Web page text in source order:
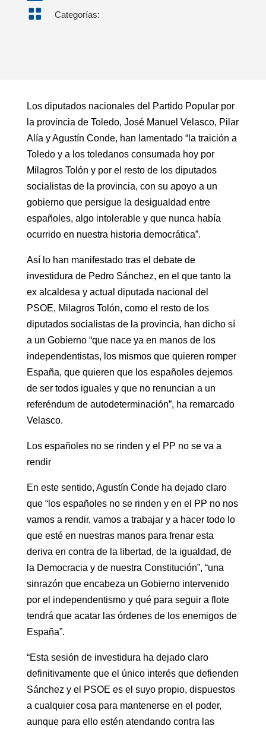
 Categorías:
Los diputados nacionales del Partido Popular por
la provincia de Toledo, José Manuel Velasco, Pilar
Alía y Agustín Conde, han lamentado “la traición a
Toledo y a los toledanos consumada hoy por
Milagros Tolón y por el resto de los diputados
socialistas de la provincia, con su apoyo a un
gobierno que persigue la desigualdad entre
españoles, algo intolerable y que nunca había
ocurrido en nuestra historia democrática”.
Así lo han manifestado tras el debate de
investidura de Pedro Sánchez, en el que tanto la
ex alcaldesa y actual diputada nacional del
PSOE, Milagros Tolón, como el resto de los
diputados socialistas de la provincia, han dicho sí
a un Gobierno “que nace ya en manos de los
independentistas, los mismos que quieren romper
España, que quieren que los españoles dejemos
de ser todos iguales y que no renuncian a un
referéndum de autodeterminación”, ha remarcado
Velasco.
Los españoles no se rinden y el PP no se va a
rendir
En este sentido, Agustín Conde ha dejado claro
que “los españoles no se rinden y en el PP no nos
vamos a rendir, vamos a trabajar y a hacer todo lo
que esté en nuestras manos para frenar esta
deriva en contra de la libertad, de la igualdad, de
la Democracia y de nuestra Constitución”, “una
sinrazón que encabeza un Gobierno intervenido
por el independentismo y qué para seguir a flote
tendrá que acatar las órdenes de los enemigos de
España”.
“Esta sesión de investidura ha dejado claro
definitivamente que el único interés que defienden
Sánchez y el PSOE es el suyo propio, dispuestos
a cualquier cosa para mantenerse en el poder,
aunque para ello estén atendando contra las